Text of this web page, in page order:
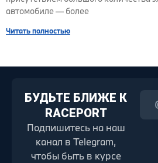
автомобиле — более
Читать полностью
БУДЬТЕ БЛИЖЕ К
RACEPORT
Подпишитесь на наш
канал в Telegram,
чтобы быть в курсе